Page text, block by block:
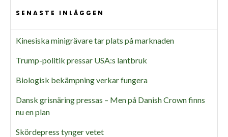
SENASTE INLÄGGEN
Kinesiska minigrävare tar plats på marknaden
Trump-politik pressar USA:s lantbruk
Biologisk bekämpning verkar fungera
Dansk grisnäring pressas – Men på Danish Crown finns
nu en plan
Skördepress tynger vetet